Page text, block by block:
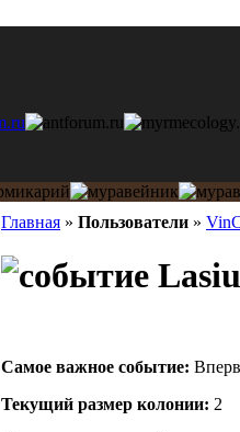
Главная » Пользователи »
Самое важное событие:
Текущий размер кoлонии: 2